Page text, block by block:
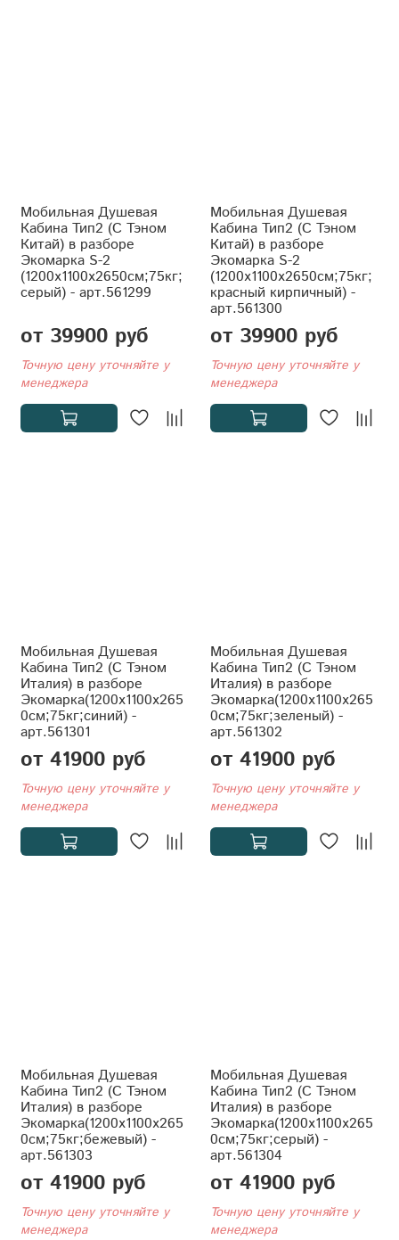
Мобильная Душевая
Кабина Тип2 (С Тэном
Китай) в разборе
Экомарка S-2
(1200x1100x2650см;75кг;
серый) - арт.561299
от 39900 руб
Точную цену уточняйте у
менеджера
Мобильная Душевая
Кабина Тип2 (С Тэном
Китай) в разборе
Экомарка S-2
(1200x1100x2650см;75кг;
красный кирпичный) -
арт.561300
от 39900 руб
Точную цену уточняйте у
менеджера
Мобильная Душевая
Кабина Тип2 (С Тэном
Италия) в разборе
Экомарка(1200x1100x265
0см;75кг;синий) -
арт.561301
от 41900 руб
Точную цену уточняйте у
менеджера
Мобильная Душевая
Кабина Тип2 (С Тэном
Италия) в разборе
Экомарка(1200x1100x265
0см;75кг;зеленый) -
арт.561302
от 41900 руб
Точную цену уточняйте у
менеджера
Мобильная Душевая
Кабина Тип2 (С Тэном
Италия) в разборе
Экомарка(1200x1100x265
0см;75кг;бежевый) -
арт.561303
от 41900 руб
Точную цену уточняйте у
менеджера
Мобильная Душевая
Кабина Тип2 (С Тэном
Италия) в разборе
Экомарка(1200x1100x265
0см;75кг;серый) -
арт.561304
от 41900 руб
Точную цену уточняйте у
менеджера